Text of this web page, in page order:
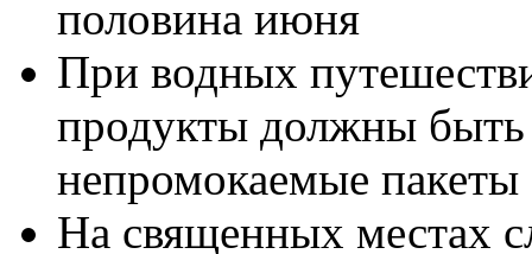
половина июня
При водных
продукты должны быть
непромокаемые пакеты
На священных местах